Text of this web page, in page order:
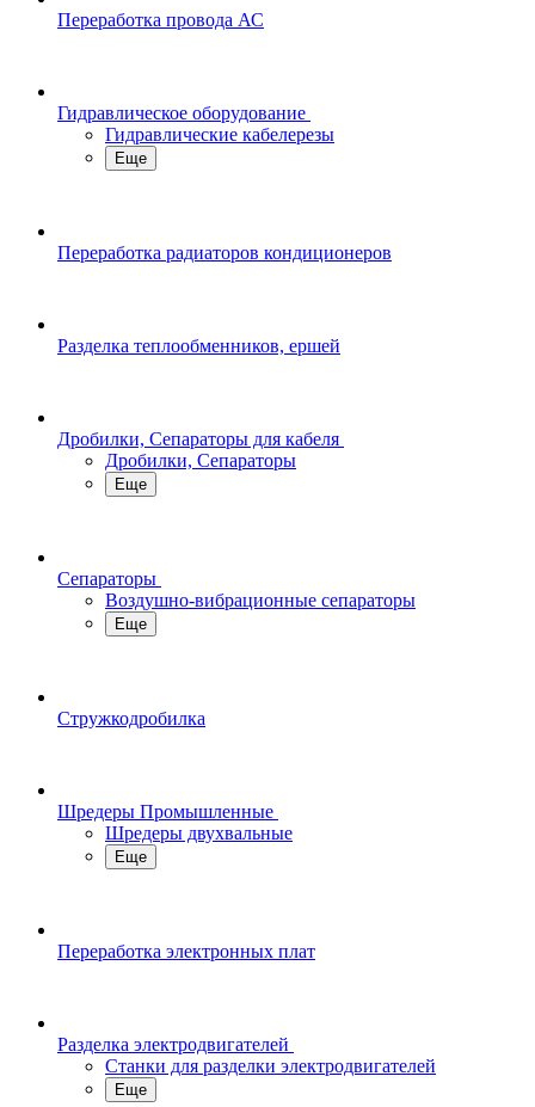
Переработка провода АС
Гидравлическое оборудование
Гидравлические кабелерезы
Еще
Переработка радиаторов кондиционеров
Разделка теплообменников, ершей
Дробилки, Сепараторы для кабеля
Дробилки, Сепараторы
Еще
Сепараторы
Воздушно-вибрационные сепараторы
Еще
Стружкодробилка
Шредеры Промышленные
Шредеры двухвальные
Еще
Переработка электронных плат
Разделка электродвигателей
Станки для разделки электродвигателей
Еще